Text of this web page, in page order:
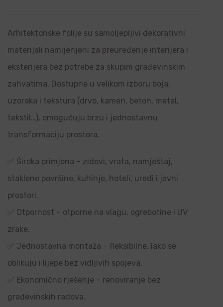
Arhitektonske folije su samoljepljivi dekorativni
materijali namijenjeni za preuređenje interijera i
eksterijera bez potrebe za skupim građevinskim
zahvatima. Dostupne u velikom izboru boja,
uzoraka i tekstura (drvo, kamen, beton, metal,
tekstil…), omogućuju brzu i jednostavnu
transformaciju prostora.
✅ Široka primjena – zidovi, vrata, namještaj,
staklene površine, kuhinje, hoteli, uredi i javni
prostori.
✅ Otpornost – otporne na vlagu, ogrebotine i UV
zrake.
✅ Jednostavna montaža – fleksibilne, lako se
oblikuju i lijepe bez vidljivih spojeva.
✅ Ekonomično rješenje – renoviranje bez
građevinskih radova.